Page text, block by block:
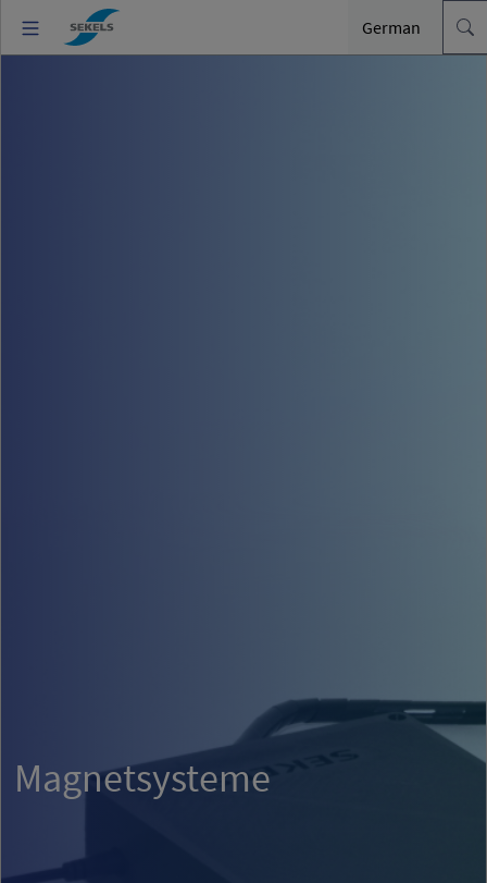
German
Magnetsysteme